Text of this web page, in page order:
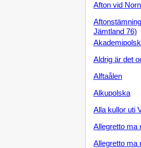
Afton vid
Jämtland 76)
Aldrig är det
Alftaålen
Alkupolska
Alla kullor uti
Allegretto ma
Allegretto ma